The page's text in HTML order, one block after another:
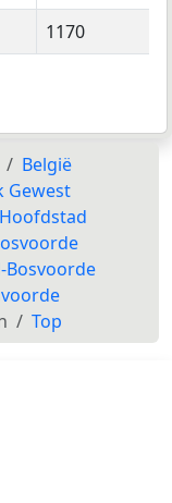
1170
België
Gewest
Bosvoorde
Top